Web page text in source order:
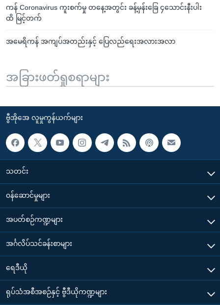
ကန် Coronavirus ကူးစက်မှု တနေ့အတွင်း ခန့်မှန်းခြေ ၄သောင်းနီးပါး
ထိ မြင့်တက်
အမေရိကန် အကျပ်အတည်းနှင့် ပြေလည်ရေးအလားအလာ
အခြားဖတ်ရှုစရာများ
ဗွီအိုအေ လူမှုကွန်ယက်များ
သတင်း
၀န်ဆောင်မှုများ
အပတ်စဉ်ကဏ္ဍများ
အင်္ဂလိပ်သင်ခန်းစာများ
ရေဒီယို
ရုပ်သံအစီအစဉ်နှင့် ဗွီဒီယိုကဏ္ဍများ